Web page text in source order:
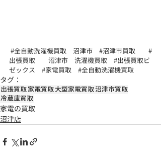
#全自動洗濯機買取 沼津市 #沼津市買取
#
出張買取 沼津市　洗濯機買取 #出張買取ビ
ゼックス
#家電買取 #全自動洗濯機買取
タグ：
出張買取 家電買取大型家電買取沼津市買取
冷蔵庫買取
家電の買取
沼津店